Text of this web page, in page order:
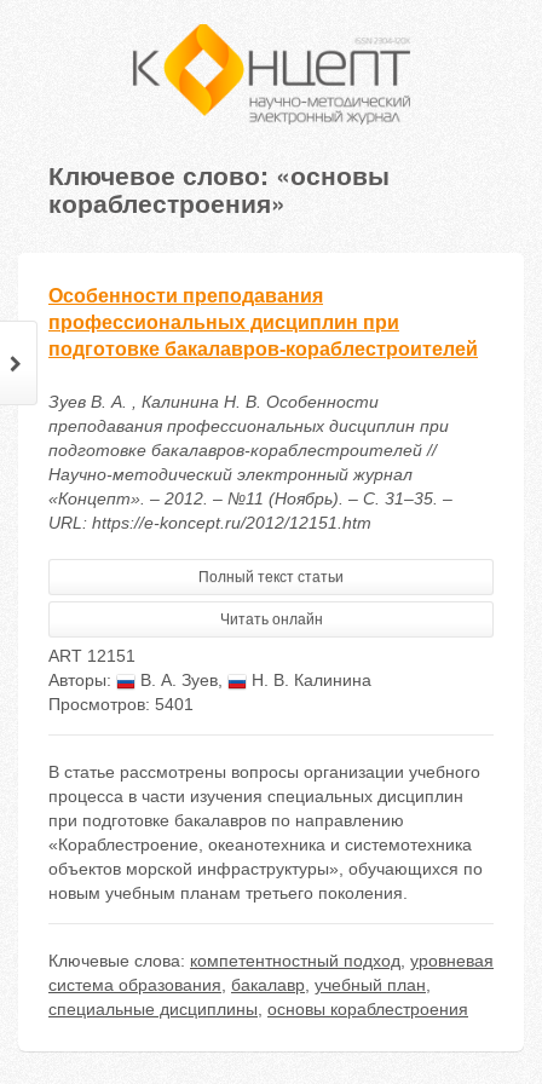
Ключевое слово: «основы
кораблестроения»
Особенности преподавания
профессиональных дисциплин при
подготовке бакалавров-кораблестроителей
Зуев В. А. , Калинина Н. В. Особенности
преподавания профессиональных дисциплин при
подготовке бакалавров-кораблестроителей //
Научно-методический электронный журнал
«Концепт». – 2012. – №11 (Ноябрь). – С. 31–35. –
URL: https://e-koncept.ru/2012/12151.htm
Полный текст статьи
Читать онлайн
ART 12151
Авторы:
В. А. Зуев,
Н. В. Калинина
Просмотров: 5401
В статье рассмотрены вопросы организации учебного
процесса в части изучения специальных дисциплин
при подготовке бакалавров по направлению
«Кораблестроение, океанотехника и системотехника
объектов морской инфраструктуры», обучающихся по
новым учебным планам третьего поколения.
Ключевые слова: компетентностный подход, уровневая
система образования, бакалавр, учебный план,
специальные дисциплины, основы кораблестроения